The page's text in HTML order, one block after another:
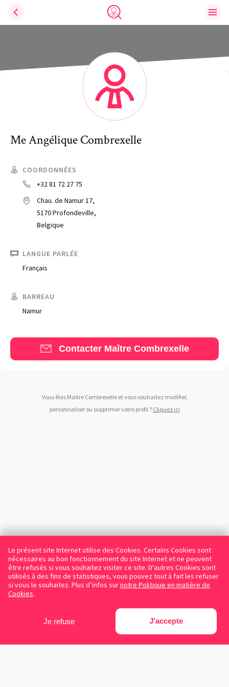
Trouve un avocat
Comment nous vous aidons
Le présent site Internet utilise des Cookies. Certains Cookies sont
nécessaires au bon fonctionnement du site Internet et ne peuvent
être refusés si vous souhaitez visiter ce site. D'autres Cookies sont
utilisés à des fins de statistiques, vous pouvez tout à fait les refuser
si vous le souhaitez. Plus d’infos surnotre Politique en matière de
Cookies.
Je refuse J'accepte
MeAngéliqueCombrexelle
COORDONNÉES
+32 81 72 27 75
Chau. de Namur 17,
5170 Profondeville,
Belgique
LANGUE PARLÉE
Français
BARREAU
Namur
Contacter Maître Combrexelle
Vous êtes Maitre Combrexelle et vous souhaitez modifier,
personnaliser ou supprimer votre profil ? Cliquez ici